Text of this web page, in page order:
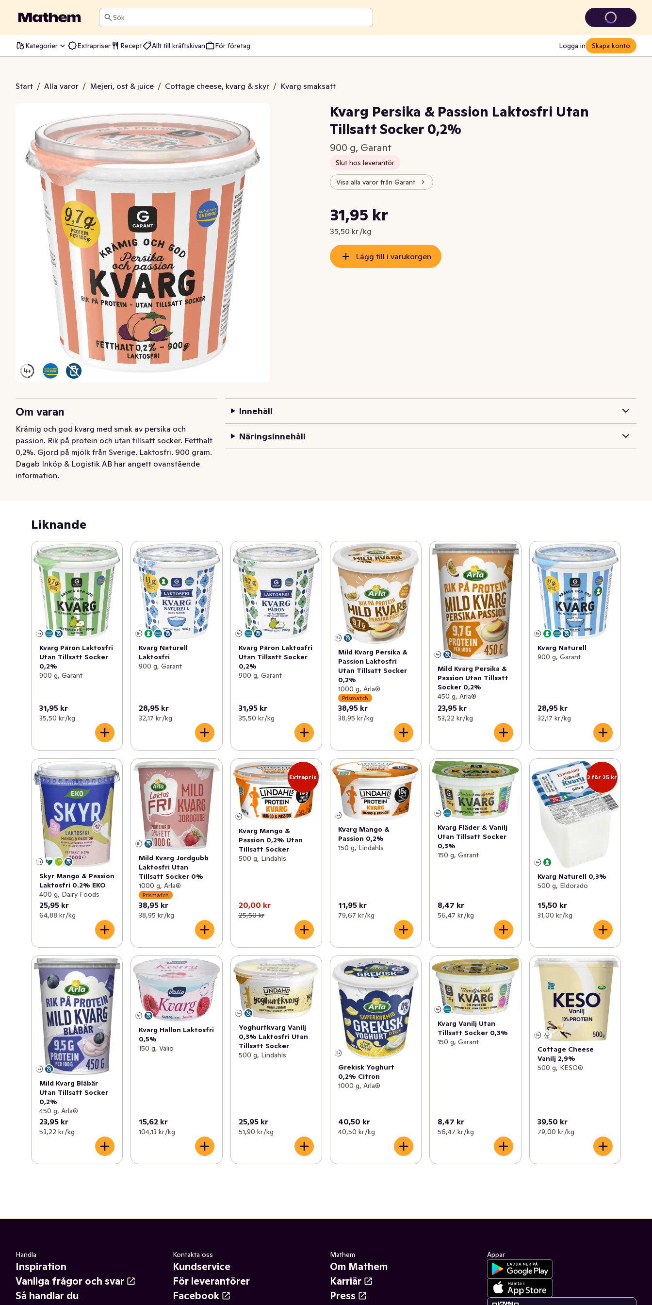
Sök
Kategorier Extrapriser Recept Allt till kräftskivan För företag Logga in Skapa konto
Start / Alla varor / Mejeri, ost & juice / Cottage cheese, kvarg & skyr / Kvarg smaksatt
Utan Tillsatt Socker 0,2%
Kvarg Persika & Passion Laktosfri Utan
Tillsatt Socker 0,2%
900 g, Garant
Slut hos leverantör
Visa alla varor från Garant
Nuvarande pris är: 31,95 kr
31,95 kr
35,50 kr /kg
Styckpris: 35,50 kr /kg
Lägg till i varukorgen
Om varan
Krämig och god kvarg med smak av persika och
passion. Rik på protein och utan tillsatt socker. Fetthalt
0,2%. Gjord på mjölk från Sverige. Laktosfri. 900 gram.
Dagab Inköp & Logistik AB har angett ovanstående
information.
Innehåll
Näringsinnehåll
Liknande
Kvarg Päron Laktosfri
Utan Tillsatt Socker
0,2%
900 g, Garant
31,95 kr
35,50 kr /kg
Kvarg Naturell
Laktosfri
900 g, Garant
28,95 kr
32,17 kr /kg
Kvarg Päron Laktosfri
Utan Tillsatt Socker
0,2%
900 g, Garant
31,95 kr
35,50 kr /kg
Mild Kvarg Persika &
Passion Laktosfri
Utan Tillsatt Socker
0,2%
1000 g, Arla®
Prismatch
38,95 kr
38,95 kr /kg
Mild Kvarg Persika &
Passion Utan Tillsatt
Socker 0,2%
450 g, Arla®
23,95 kr
53,22 kr /kg
Kvarg Naturell
900 g, Garant
28,95 kr
32,17 kr /kg
Skyr Mango & Passion
Laktosfri 0.2% EKO
400 g, Dairy Foods
25,95 kr
64,88 kr /kg
Mild Kvarg Jordgubb
Laktosfri Utan
Tillsatt Socker 0%
1000 g, Arla®
Prismatch
38,95 kr
38,95 kr /kg
Extrapris
Kvarg Mango &
Passion 0,2% Utan
Tillsatt Socker
500 g, Lindahls
20,00 kr
25,50 kr
Kvarg Mango &
Passion 0,2%
150 g, Lindahls
11,95 kr
79,67 kr /kg
Kvarg Fläder & Vanilj
Utan Tillsatt Socker
0,3%
150 g, Garant
8,47 kr
56,47 kr /kg
2 för 25 kr
Kvarg Naturell 0,3%
500 g, Eldorado
15,50 kr
31,00 kr /kg
Mild Kvarg Blåbär
Utan Tillsatt Socker
0,2%
450 g, Arla®
23,95 kr
53,22 kr /kg
Kvarg Hallon Laktosfri
0,5%
150 g, Valio
15,62 kr
104,13 kr /kg
Yoghurtkvarg Vanilj
0,3% Laktosfri Utan
Tillsatt Socker
500 g, Lindahls
25,95 kr
51,90 kr /kg
Grekisk Yoghurt
0,2% Citron
1000 g, Arla®
40,50 kr
40,50 kr /kg
Kvarg Vanilj Utan
Tillsatt Socker 0,3%
150 g, Garant
8,47 kr
56,47 kr /kg
Cottage Cheese
Vanilj 2,9%
500 g, KESO®
39,50 kr
79,00 kr /kg
Handla
Inspiration
Vanliga frågor och svar
Så handlar du
Kontakta oss
Kundservice
För leverantörer
Facebook
Mathem
Om Mathem
Karriär
Press
Appar